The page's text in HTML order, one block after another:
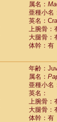
属名：
亜種小名
英名：
上腕骨：
大腿骨：
体幹：有
年齢：
属名：
亜種小名
英名：
上腕骨：
大腿骨：
体幹：有